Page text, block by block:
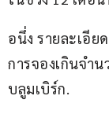
อนึ่ง รายละเอีย
การจองเกินจำ
บลูมเบิร์ก.